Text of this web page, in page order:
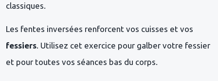
classiques.
Les fentes inversées renforcent vos cuisses et vos
fessiers. Utilisez cet exercice pour galber votre fessier
et pour toutes vos séances bas du corps.